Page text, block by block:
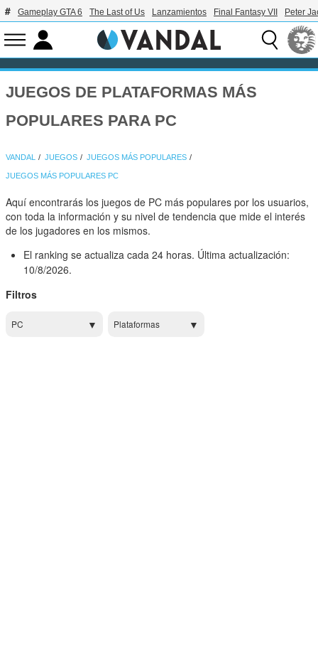
Gameplay GTA 6 The Last of Us Lanzamientos Final Fantasy VII Peter
JUEGOS DE PLATAFORMAS MÁS
POPULARES PARA PC
VANDAL JUEGOS JUEGOS MÁS POPULARES
JUEGOS MÁS POPULARES PC
Aquí encontrarás los juegos de PC más populares por los usuarios,
con toda la información y su nivel de tendencia que mide el interés
de los jugadores en los mismos.
El ranking se actualiza cada 24 horas. Última actualización:
10/8/2026.
Filtros
PC Plataformas